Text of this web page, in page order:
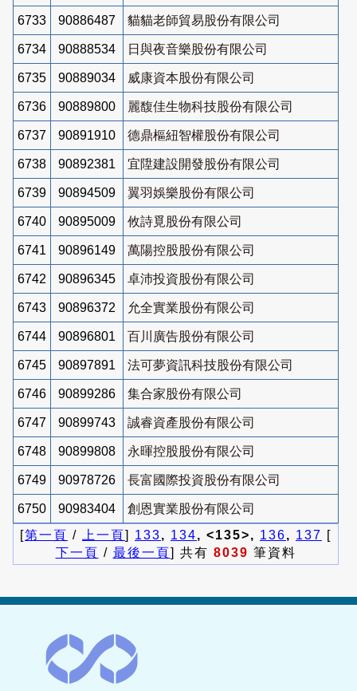
6733 90886487 貓貓老師貿易股份有限公司
6734 90888534 日與夜音樂股份有限公司
6735 90889034 威康資本股份有限公司
6736 90889800 麗馥佳生物科技股份有限公司
6737 90891910 德鼎樞紐智權股份有限公司
6738 90892381 宜陞建設開發股份有限公司
6739 90894509 翼羽娛樂股份有限公司
6740 90895009 攸詩覓股份有限公司
6741 90896149 萬陽控股股份有限公司
6742 90896345 卓沛投資股份有限公司
6743 90896372 允全實業股份有限公司
6744 90896801 百川廣告股份有限公司
6745 90897891 法可夢資訊科技股份有限公司
6746 90899286 集合家股份有限公司
6747 90899743 誠睿資產股份有限公司
6748 90899808 永暉控股股份有限公司
6749 90978726 長富國際投資股份有限公司
6750 90983404
創恩實業股份有限公司
[第一頁 / 上一頁] 133, 134, <135>, 136, 137 [
下一頁 / 最後一頁] 共有 8039 筆資料